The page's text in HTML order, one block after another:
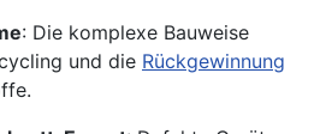
: Die komplexe Bauweise
und die Rückgewinnung